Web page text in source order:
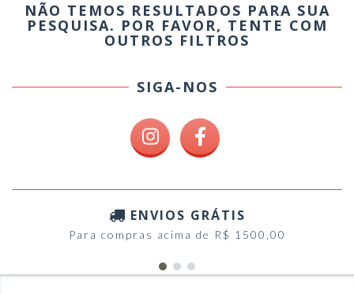
NÃO TEMOS RESULTADOS PARA SUA
PESQUISA. POR FAVOR, TENTE COM
OUTROS FILTROS
SIGA-NOS
ENVIOS GRÁTIS
Para compras acima de R$ 1500,00